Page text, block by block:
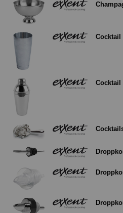
Cocktail
Cocktail